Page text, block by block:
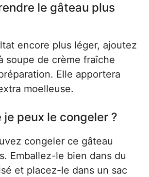
le gâteau plus
encore plus léger, ajoutez
soupe de crème fraîche
Elle apportera
moelleuse.
je peux le congeler ?
congeler ce gâteau
Emballez-le bien dans du
et placez-le dans un sac